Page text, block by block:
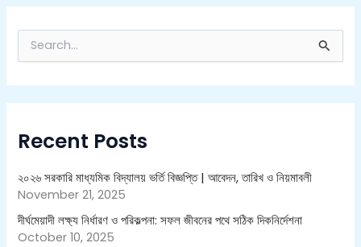
e
f
r
:
Recent Posts
২০২৬ সরকারি মাধ্যমিক বিদ্যালয় ভর্তি বিজ্ঞপ্তি | আবেদন, তারিখ ও নিয়মাবলী
November 21, 2025
দীর্ঘমেয়াদী লক্ষ্য নির্ধারণ ও পরিকল্পনা: সফল জীবনের পথে সঠিক দিকনির্দেশনা
October 10, 2025